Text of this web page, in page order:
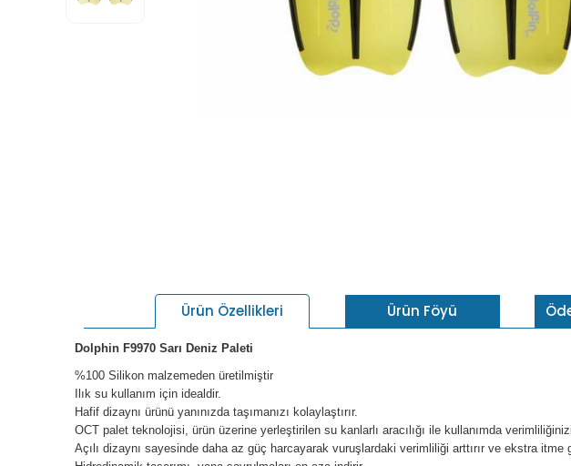
Ürün Özellikleri Ürün Föyü
Dolphin F9970 Sarı Deniz Paleti
%100 Silikon malzemeden üretilmiştir
Ilık su kullanım için idealdir.
Hafif dizaynı ürünü yanınızda taşımanızı kolaylaştırır.
OCT palet teknolojisi, ürün üzerine yerleştirilen su kanlarlı aracılığı ile kullanımda
Açılı dizaynı sayesinde daha az güç harcayarak vuruşlardaki verimliliği arttırır ve ekstra itme